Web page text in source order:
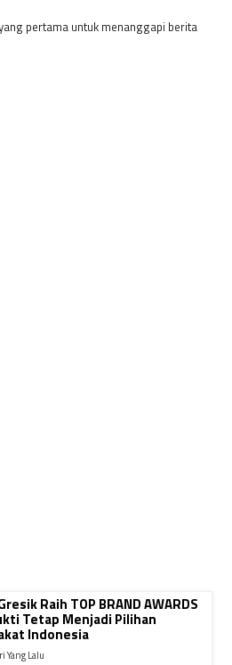
pertama untuk menanggapi berita
Raih TOP BRAND AWARDS
Tetap Menjadi Pilihan
Indonesia
Yang Lalu